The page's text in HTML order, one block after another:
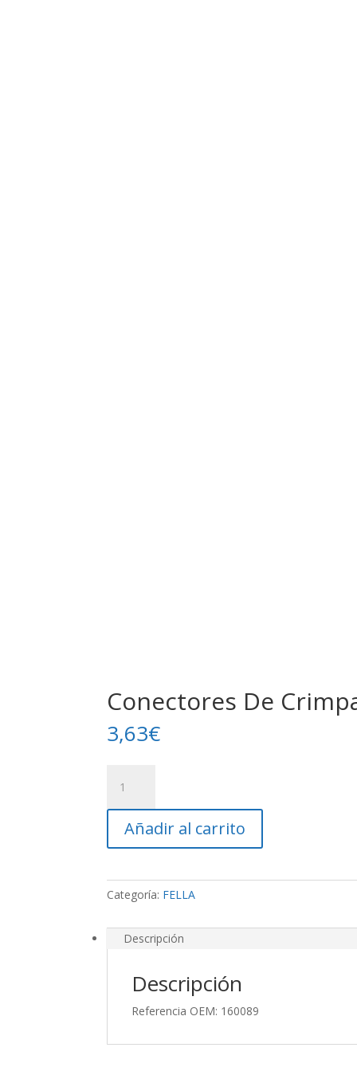
Conectores De
3,63€
Crimpado
cantidad
Añadir al carrito
Categoría: FELLA
Descripción
Descripción
Referencia OEM: 160089